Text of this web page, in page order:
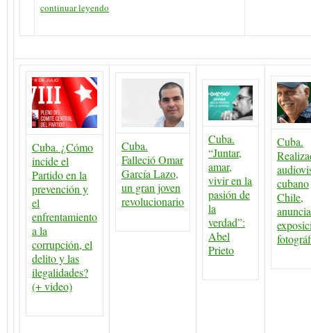
continuar leyendo
Cuba. ¿Cómo
incide el
Partido en la
prevención y
el
enfrentamiento
a la
corrupción, el
delito y las
ilegalidades?
(+ video)
Cuba.
Falleció Omar
García Lazo,
un gran joven
revolucionario
Cuba.
“Juntar,
amar,
vivir en la
pasión de
la
verdad”:
Abel
Prieto
Cuba.
cubano
Chile,
anuncia